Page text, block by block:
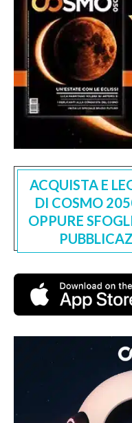
ACQUISTA E
DI COSMO
OPPURE